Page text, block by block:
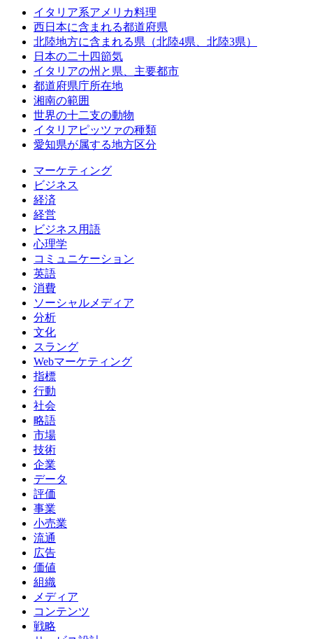
イタリア系アメリカ料理
西日本に含まれる都道府県
北陸地方に含まれる県（北陸4県、北陸3県）
日本の二十四節気
イタリアの州と県、主要都市
都道府県庁所在地
湘南の範囲
世界の十二支の動物
イタリアピッツァの種類
愛知県が属する地方区分
マーケティング
ビジネス
経済
経営
ビジネス用語
心理学
コミュニケーション
英語
消費
ソーシャルメディア
分析
文化
スラング
Webマーケティング
指標
行動
社会
略語
市場
技術
企業
データ
評価
事業
小売業
流通
広告
価値
組織
メディア
コンテンツ
戦略